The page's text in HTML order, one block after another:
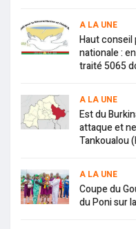
A LA UNE
Haut conseil
nationale :
traité 5065
A LA UNE
Est du
attaque et
Tankoualou
A LA UNE
Coupe du
du Poni sur